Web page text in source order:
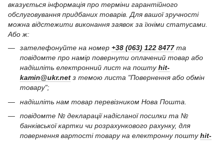
вказується інформація про терміни гарантійного
обслуговування придбаних товарів. Для вашої зручності
можна відстежити виконання заявок за їхніми статусами.
Або ж:
зателефонуйте на номер +38 (063) 122 8477та
повідомте про намір повернути оплачений товар або
надішліть електронний лист на поштуhit-
kamin@ukr.net з темою листа "Повернення або обмін
товару";
надішліть нам товар перевізником Нова Пошта.
повідомте № декларації надісланої посилки та №
банківської картки чи розрахункового рахунку, для
повернення вартості товару на електронну поштуhit-